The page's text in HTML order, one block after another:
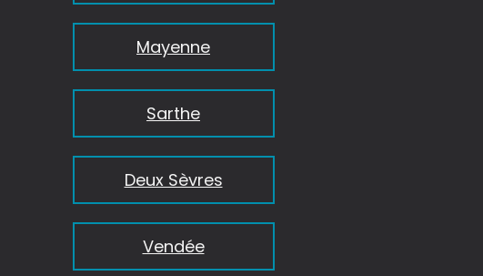
Mayenne
Sarthe
Deux Sèvres
Vendée